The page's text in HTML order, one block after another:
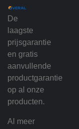
De
laagste
prijsgarantie
en gratis
aanvullende
productgarantie
op al onze
producten.
Al meer